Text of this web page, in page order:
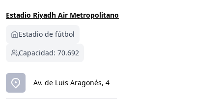
Estadio Riyadh Air Metropolitano
Estadio de fútbol
Capacidad: 70.692
Av. de Luis Aragonés, 4